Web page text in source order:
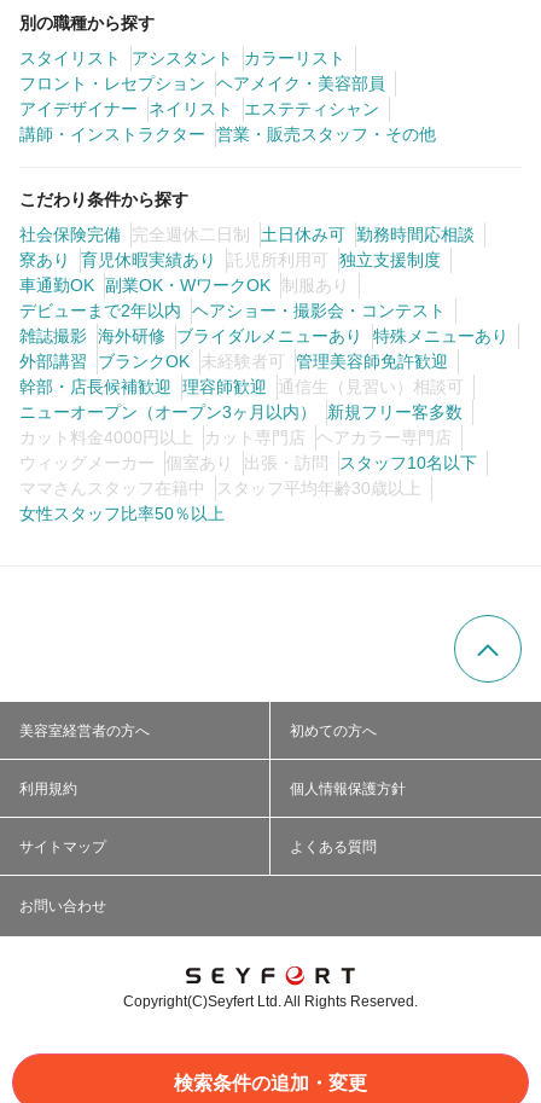
別の職種から探す
スタイリスト
アシスタント
カラーリスト
フロント・レセプション
ヘアメイク・美容部員
アイデザイナー
ネイリスト
エステティシャン
講師・インストラクター
営業・販売スタッフ・その他
こだわり条件から探す
社会保険完備
完全週休二日制 土日休み可 勤務時間応相談
寮あり
育児休暇実績あり 託児所利用可
独立支援制度
車通勤OK 副業OK・WワークOK 制服あり
デビューまで2年以内
ヘアショー・撮影会・コンテスト
雑誌撮影 海外研修 ブライダルメニューあり
特殊メニューあり
外部講習
ブランクOK 未経験者可
管理美容師免許歓迎
幹部・店長候補歓迎
理容師歓迎
通信生（見習い）相談可
ニューオープン（オープン3ヶ月以内）
新規フリー客多数
カット料金4000円以上
カット専門店
ヘアカラー専門店
ウィッグメーカー
個室あり 出張・訪問
スタッフ10名以下
ママさんスタッフ在籍中
スタッフ平均年齢30歳以上
女性スタッフ比率50％以上
検索条件の追加・変更
美容室経営者の方へ 初めての方へ
利用規約 個人情報保護方針
サイトマップ よくある質問
お問い合わせ
Copyright(C)Seyfert Ltd. All Rights Reserved.